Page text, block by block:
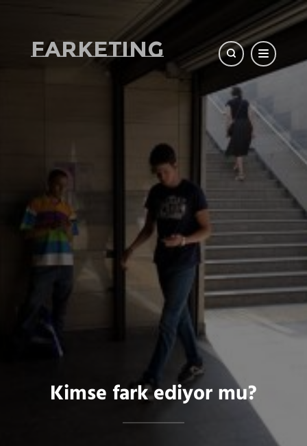
Farketing
Kimse fark ediyor mu?